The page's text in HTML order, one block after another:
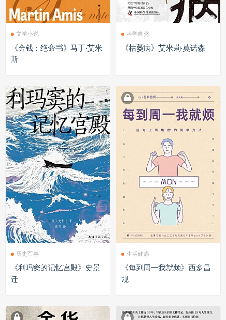
文学小说
《金钱：绝命书》马丁·艾米
斯
科学自然
《枯萎病》艾米莉·莫诺森
历史军事
《利玛窦的记忆宫殿》史景
迁
生活健康
《每到周一我就烦》西多昌
规